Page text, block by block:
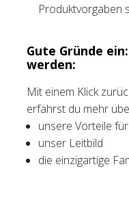
Produktvorgaben
Gute Gründe
werden:
Mit einem Klick
erfährst du mehr
unsere Vorteile
unser Leitbild
die einzigartige